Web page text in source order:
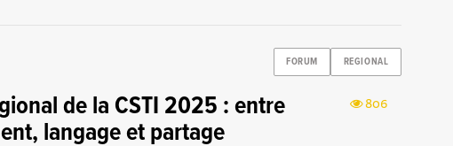
FORUM REGIONAL
806
de la CSTI 2025 : entre
langage et partage